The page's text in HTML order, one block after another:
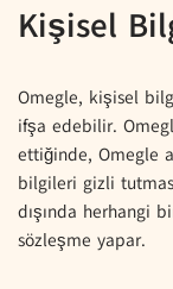
Kişisel
Omegle, kişisel
ifşa edebilir.
ettiğinde, Omegle
bilgileri gizli
dışında herhangi
sözleşme yapar.